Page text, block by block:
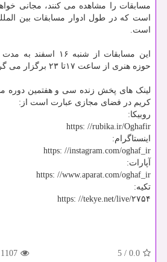
مسابقات را مشاهده می کنند، مجانی
است که در طول ادوار مسابقات بین
است.
این مسابقات از شنبه
حوزه هنری از ساعت ۱۷تا ۲۳ برگزار می گردد.
لینک های پخش زنده سی و هفتمین دوره
کریم در فضای مجازی عبارت است از:
روبیکا:
https: //rubika.ir/Oghafir
اینستاگرام:
https: //instagram.com/oghaf_ir
آپارات:
https: //www.aparat.com/oghaf_ir
تکیه:
https: //tekye.net/live/۲۷۵۴
0.0
/
5
1107